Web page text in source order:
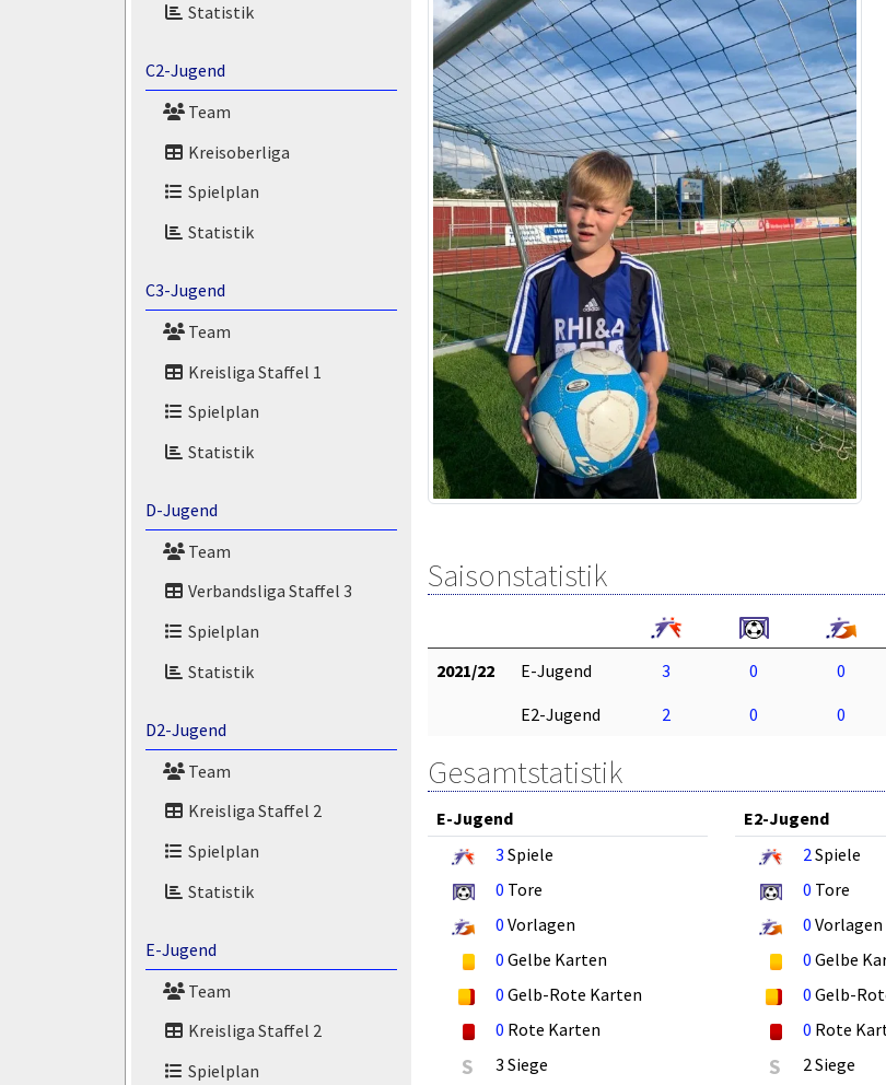
Statistik
C2-Jugend
Team
Kreisoberliga
Spielplan
Statistik
C3-Jugend
Team
Kreisliga Staffel 1
Spielplan
Statistik
D-Jugend
Team
Verbandsliga Staffel 3
Spielplan
Statistik
D2-Jugend
Team
Kreisliga Staffel 2
Spielplan
Statistik
E-Jugend
Team
Kreisliga Staffel 2
Spielplan
Saisonstatistik
2021/22 E-Jugend 3 0 0
E2-Jugend
2 0 0
Gesamtstatistik
E-Jugend
3 Spiele
0 Tore
0 Vorlagen
0 Gelbe Karten
0 Gelb-Rote Karten
0 Rote Karten
S 3 Siege
E2-Jugend
2Spiele
0 Tore
0 Vorlagen
0 Gelbe
0 Gelb-
0 Rote
S 2 Siege